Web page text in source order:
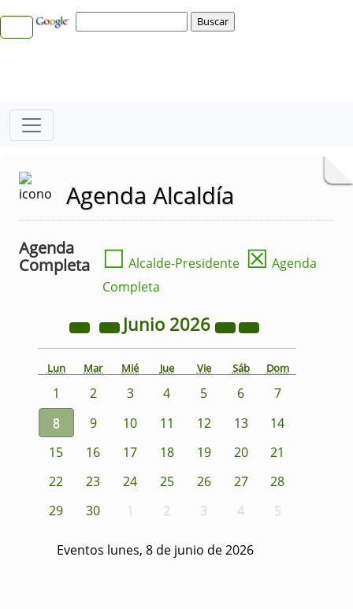
Agenda Alcaldía
Agenda
Completa
☐ Alcalde-Presidente ☒ Agenda
Completa
Junio 2026
Lun Mar Mié Jue Vie Sáb Dom
1 2 3 4 5 6
7
8
9 10 11 12 13
14
15
16 17 18 19 20
21
22
23 24 25 26 27
28
29
30 1 2 3 4 5
Eventos lunes, 8 de junio de 2026